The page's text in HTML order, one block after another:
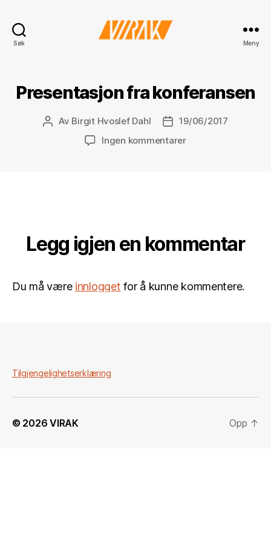
Søk Meny
Presentasjon fra konferansen
Innleggsforfatter
Av Birgit Hvoslef Dahl Publiseringsdato
19/06/2017
Ingen kommentarertil
Legg igjen en kommentar
Du må være innlogget for å kunne kommentere.
Tilgjengelighetserklæring
© 2026VIRAK Opp ↑